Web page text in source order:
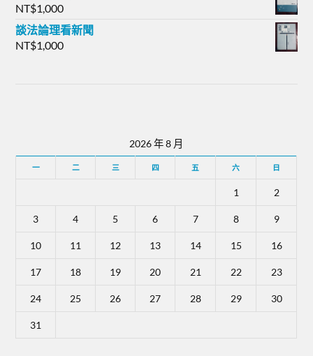
NT$1,000
談法論理看新聞
NT$1,000
2026 年 8 月
一 二 三 四 五 六 日
1 2
3 4 5 6 7 8 9
10 11 12 13 14 15 16
17 18 19 20 21 22 23
24 25 26 27 28 29 30
31